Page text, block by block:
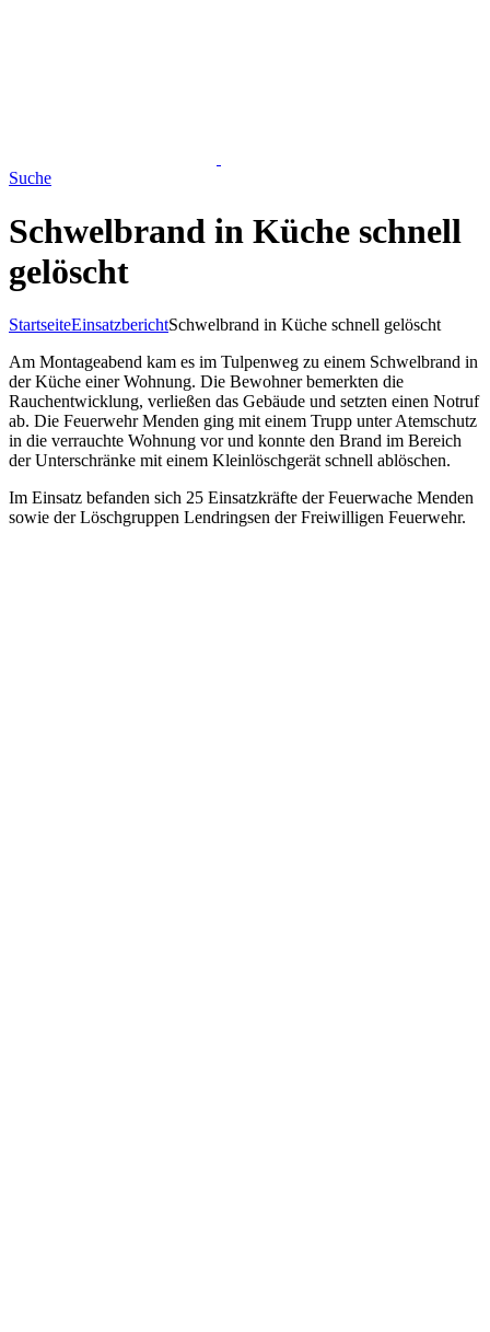
Suche
Schwelbrand in Küche schnell
gelöscht
StartseiteEinsatzberichtSchwelbrand in Küche schnell gelöscht
Am Montageabend kam es im Tulpenweg zu einem Schwelbrand in
der Küche einer Wohnung. Die Bewohner bemerkten die
Rauchentwicklung, verließen das Gebäude und setzten einen Notruf
ab. Die Feuerwehr Menden ging mit einem Trupp unter Atemschutz
in die verrauchte Wohnung vor und konnte den Brand im Bereich
der Unterschränke mit einem Kleinlöschgerät schnell ablöschen.
Im Einsatz befanden sich 25 Einsatzkräfte der Feuerwache Menden
sowie der Löschgruppen Lendringsen der Freiwilligen Feuerwehr.